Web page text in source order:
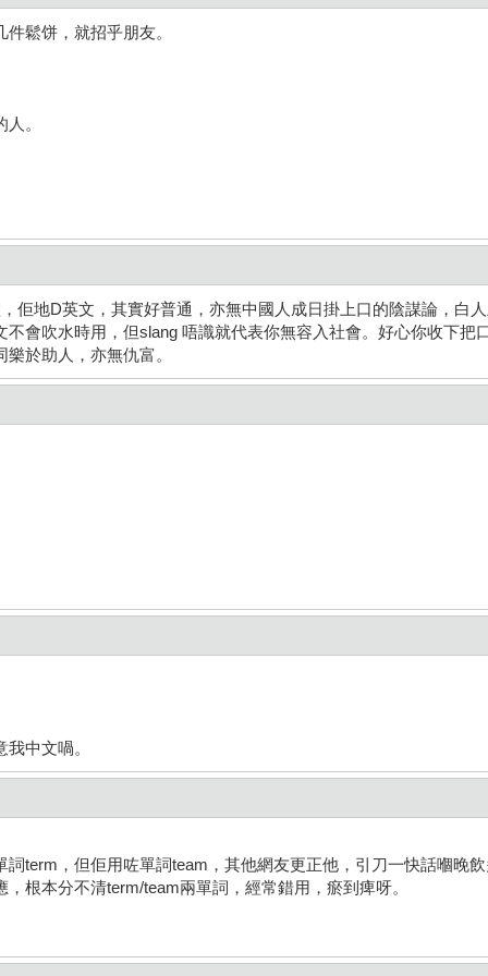
鬆饼，就招乎朋友。
人。
佢地D英文，其實好普通，亦無中國人成日掛上口的陰謀論，白
會吹水時用，但slang 唔識就代表你無容入社會。好心你收下把
於助人，亦無仇富。
中文喎。
term，但佢用咗單詞team，其他網友更正他，引刀一快話嗰晚
根本分不清term/team兩單詞，經常錯用，瘀到痺呀。